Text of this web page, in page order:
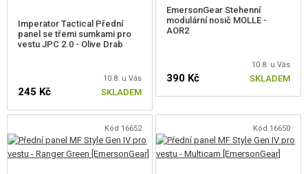
LIGHTSTICKY
PARACORDY, LANA, KARABINY
MASKOVÁNÍ, BARVY, PÁSKY
Imperator Tactical Přední
panel se třemi sumkami pro
vestu JPC 2.0 - Olive Drab
10.8. u Vás
245 Kč SKLADEM
EmersonGear Stehenní
modulární nosič MOLLE -
AOR2
10.8. u Vás
390 Kč SKLADEM
Kód 16652 Kód 16650